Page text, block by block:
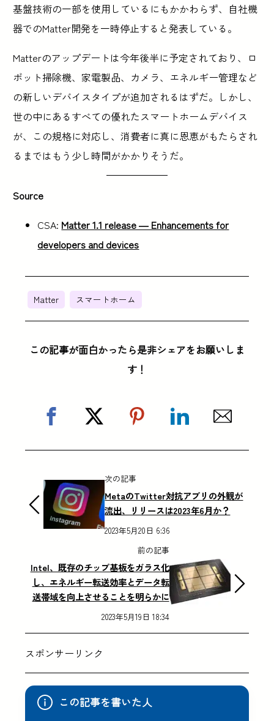
基盤技術の一部を使用しているにもかかわらず、自社機
器でのMatter開発を一時停止すると発表している。
Matterのアップデートは今年後半に予定されており、ロ
ボット掃除機、家電製品、カメラ、エネルギー管理など
の新しいデバイスタイプが追加されるはずだ。しかし、
世の中にあるすべての優れたスマートホームデバイス
が、この規格に対応し、消費者に真に恩恵がもたらされ
るまではもう少し時間がかかりそうだ。
Source
CSA: Matter 1.1 release — Enhancements for
developers and devices
Matter スマートホーム
この記事が面白かったら是非シェアをお願いしま
す！
次の記事
MetaのTwitter対抗アプリの外観が
流出、リリースは2023年6月か？
2023年5月20日 6:36
前の記事
Intel、既存のチップ基板をガラス化
し、エネルギー転送効率とデータ転
送帯域を向上させることを明らかに
2023年5月19日 18:34
スポンサーリンク
この記事を書いた人